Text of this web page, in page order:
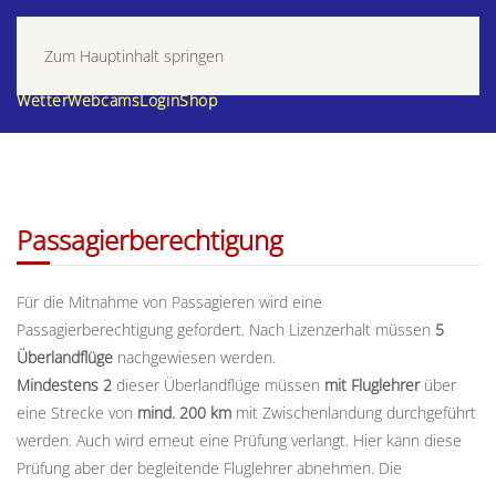
Zum Hauptinhalt springen
WetterWebcamsLoginShop
Passagierberechtigung
Für die Mitnahme von Passagieren wird eine
Passagierberechtigung gefordert. Nach Lizenzerhalt müssen 5
Überlandflüge nachgewiesen werden.
Mindestens 2 dieser Überlandflüge müssen mit Fluglehrer über
eine Strecke von mind. 200 km mit Zwischenlandung durchgeführt
werden. Auch wird erneut eine Prüfung verlangt. Hier kann diese
Prüfung aber der begleitende Fluglehrer abnehmen. Die